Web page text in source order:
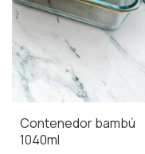
Contenedor bambú
1040ml